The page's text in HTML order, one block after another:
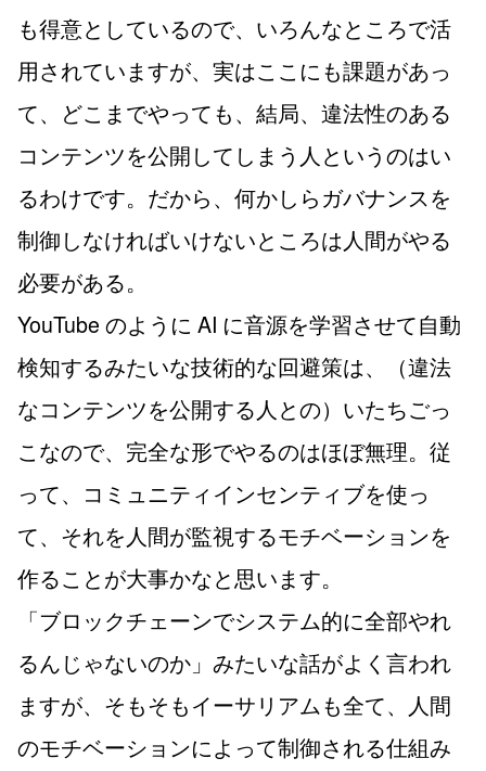
も得意としているので、いろんなところで活
用されていますが、実はここにも課題があっ
て、どこまでやっても、結局、違法性のある
コンテンツを公開してしまう人というのはい
るわけです。だから、何かしらガバナンスを
制御しなければいけないところは人間がやる
必要がある。
YouTube のように AI に音源を学習させて自動
検知するみたいな技術的な回避策は、（違法
なコンテンツを公開する人との）いたちごっ
こなので、完全な形でやるのはほぼ無理。従
って、コミュニティインセンティブを使っ
て、それを人間が監視するモチベーションを
作ることが大事かなと思います。
「ブロックチェーンでシステム的に全部やれ
るんじゃないのか」みたいな話がよく言われ
ますが、そもそもイーサリアムも全て、人間
のモチベーションによって制御される仕組み